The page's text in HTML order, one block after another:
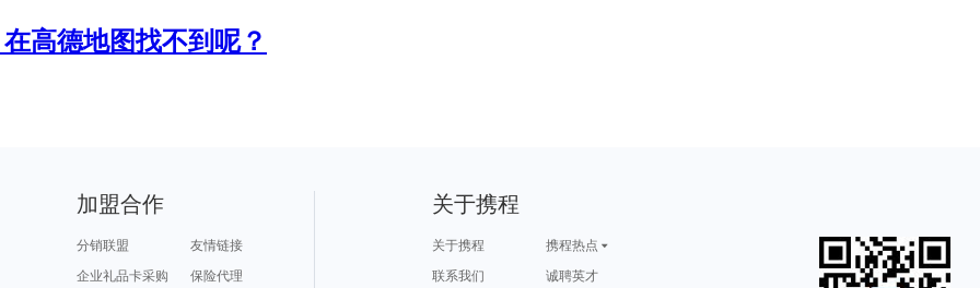
高德地图找不到呢？
加盟合作
分销联盟
友情链接
企业礼品卡采购
保险代理
关于携程
关于携程
携程热点
联系我们
诚聘英才